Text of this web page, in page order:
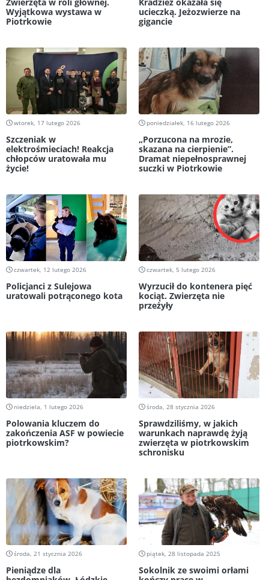
Wyjątkowa wystawa w
Piotrkowie
ucieczką. Jeżozwierze na
gigancie
wtorek, 17 lutego 2026
Szczeniak w
elektrośmieciach! Reakcja
chłopców uratowała mu
życie!
poniedziałek, 16 lutego 2026
„Porzucona na mrozie,
skazana na cierpienie”.
Dramat niepełnosprawnej
suczki w Piotrkowie
czwartek, 12 lutego 2026
Policjanci z Sulejowa
uratowali potrąconego kota
czwartek, 5 lutego 2026
Wyrzucił do kontenera pięć
kociąt. Zwierzęta nie
przeżyły
niedziela, 1 lutego 2026
Polowania kluczem do
zakończenia ASF w powiecie
piotrkowskim?
środa, 28 stycznia 2026
Sprawdziliśmy, w jakich
warunkach naprawdę żyją
zwierzęta w piotrkowskim
schronisku
środa, 21 stycznia 2026
Pieniądze dla
piątek, 28 listopada 2025
Sokolnik ze swoimi orłami